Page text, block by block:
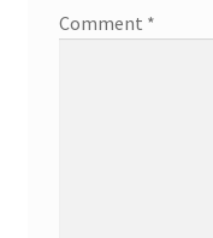
Comment *